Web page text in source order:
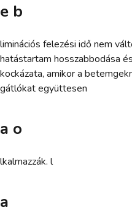
e b
liminációs felezési idő nem
hatástartam hosszabbodása
kockázata, amikor a
gátlókat együttesen
a o
lkalmazzák. l
a